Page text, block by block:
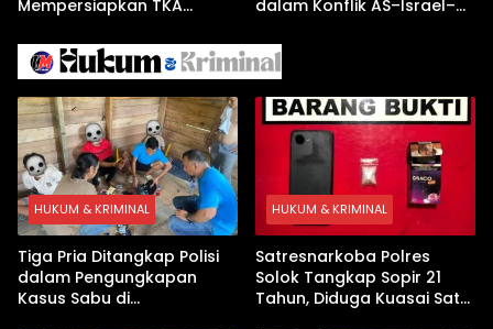
Mempersiapkan TKA
Pembekalan Latihan Soal
Tanpa Internet
dalam Konflik AS–Israel–
HUKUM & KRIMINAL
Tiga Pria Ditangkap Polisi
dalam Pengungkapan
Kasus Sabu di
HUKUM & KRIMINAL
Satresnarkoba Polres
Solok Tangkap Sopir 21
Tahun, Diduga Kuasai Satu